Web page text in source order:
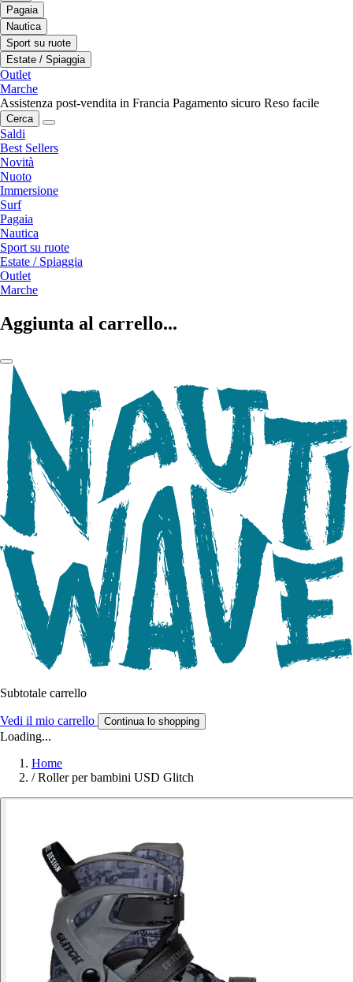
Pagaia
Nautica
Sport su ruote
Estate / Spiaggia
Outlet
Marche
Assistenza post-vendita in Francia Pagamento sicuro Reso facile
Cerca
Saldi
Best Sellers
Novità
Nuoto
Immersione
Surf
Pagaia
Nautica
Sport su ruote
Estate / Spiaggia
Outlet
Marche
Aggiunta al carrello...
Subtotale carrello
Vedi il mio carrello Continua lo shopping
Loading...
Home
/ Roller per bambini USD Glitch